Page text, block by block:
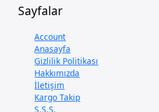
Sayfalar
Account
Anasayfa
Gizlilik Politikası
Hakkımızda
İletişim
Kargo Takip
S.S.S.